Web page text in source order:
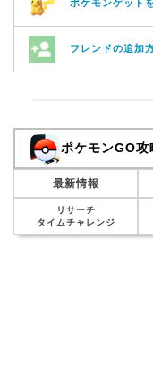
ポケモンゲット
フレンドの追加
ポケモンGO攻
最新情報
リサーチ
タイムチャレンジ